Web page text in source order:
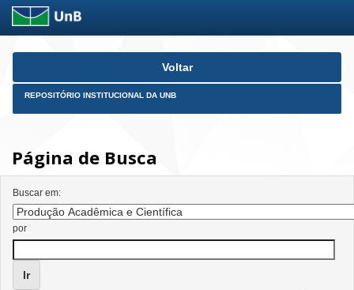
Skip
Voltar
REPOSITÓRIO INSTITUCIONAL DA UNB
Página de Busca
Buscar em:
por